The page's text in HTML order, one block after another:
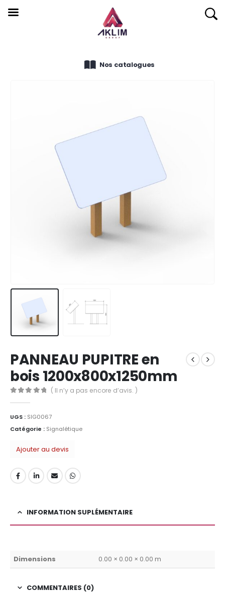
Nos catalogues
PANNEAU PUPITRE en
bois 1200x800x1250mm
( Il n’y a pas encore d’avis. )
UGS : SIG0067
Catégorie : Signalétique
Ajouter au devis
INFORMATION SUPLÉMENTAIRE
Dimensions 0.00 × 0.00 × 0.00 m
COMMENTAIRES (0)